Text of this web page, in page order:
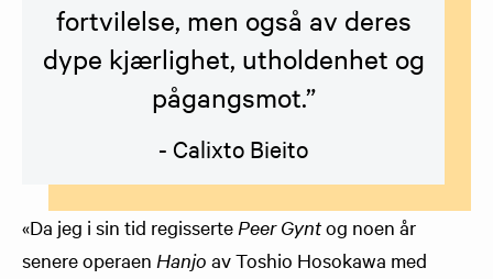
fortvilelse, men også av deres
dype kjærlighet, utholdenhet og
pågangsmot.”
- Calixto Bieito
«Da jeg i sin tid regisserte Peer Gyntog noen år
senere operaen Hanjo av Toshio Hosokawa med